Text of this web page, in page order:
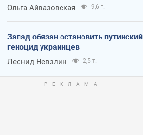
Ольга Айвазовская 9,6 т.
Запад обязан остановить путинский
геноцид украинцев
Леонид Невзлин 2,5 т.